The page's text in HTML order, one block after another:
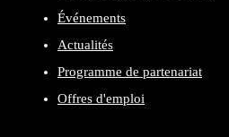
Événements
Actualités
Programme de partenariat
Offres d'emploi